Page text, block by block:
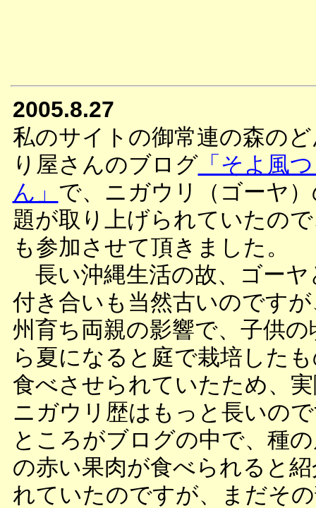
2005.8.27
私のサイトの御常連の森の
り屋さんのブログ「そよ風
ん」 で、ニガウリ（ゴーヤ
題が取り上げられていたの
も参加させて頂きました。
長い沖縄生活の故、ゴーヤ
付き合いも当然古いのです
州育ち両親の影響で、子供の
ら夏になると庭で栽培した
食べさせられていたため、
ニガウリ歴はもっと長いの
ところがブログの中で、種
の赤い果肉が食べられると
れていたのですが、まだそ